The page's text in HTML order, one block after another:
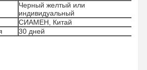
Черный желтый или
индивидуальный
СИАМЕН, Китай
30 дней